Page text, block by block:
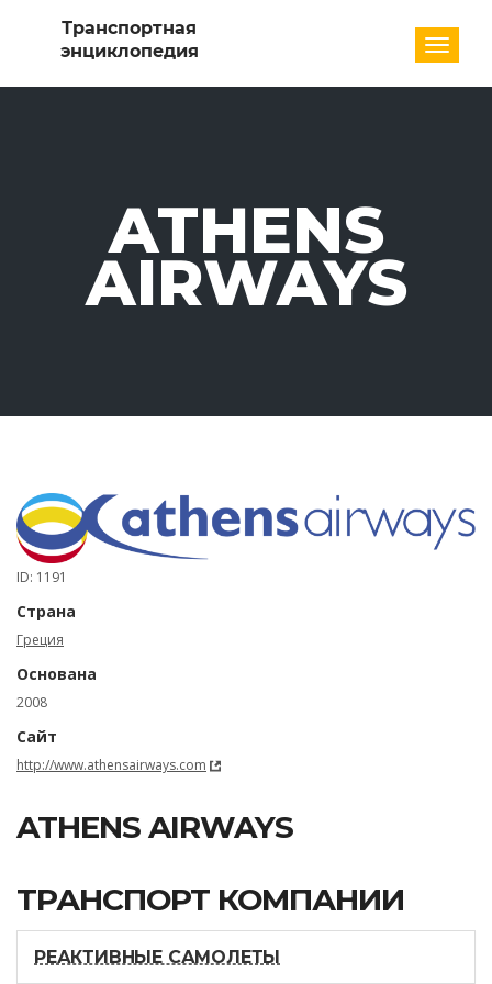
ATHENS
AIRWAYS
ID: 1191
Страна
Греция
Основана
2008
Сайт
http://www.athensairways.com
ATHENS AIRWAYS
ТРАНСПОРТ КОМПАНИИ
РЕАКТИВНЫЕ САМОЛЕТЫ